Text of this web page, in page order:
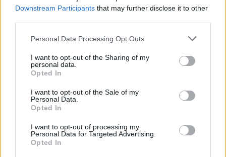
Downstream Participants that may further disclose it to other
Personal Data Processing Opt Outs
I want to opt-out of the Sharing of my
personal data.
Opted In
I want to opt-out of the Sale of my
Personal Data.
Opted In
I want to opt-out of processing my
Personal Data for Targeted Advertising.
Opted In
Ο Δημήτρης Σαμόλης εξομολογείται: «Έχω
υπάρξει πολύ κακοποιητικός»